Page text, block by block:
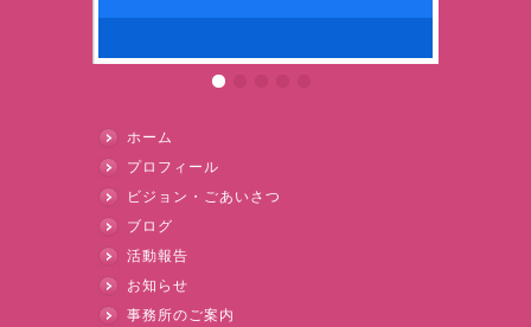
ホーム
プロフィール
ビジョン・ごあいさつ
ブログ
活動報告
お知らせ
事務所のご案内